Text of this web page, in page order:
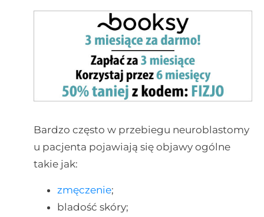
Bardzo często w przebiegu neuroblastomy
u pacjenta pojawiają się objawy ogólne
takie jak:
zmęczenie;
bladość skóry;